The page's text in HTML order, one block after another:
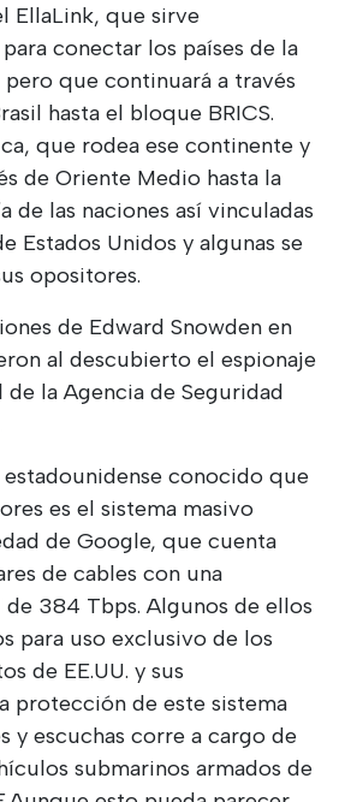
EllaLink, que sirve
conectar los países de la
pero que continuará a través
hasta el bloque BRICS.
que rodea ese continente y
de Oriente Medio hasta la
de las naciones así vinculadas
Estados Unidos y algunas se
opositores.
de Edward Snowden en
al descubierto el espionaje
de la Agencia de Seguridad
conocido que
es el sistema masivo
de Google, que cuenta
de cables con una
384 Tbps. Algunos de ellos
para uso exclusivo de los
de EE.UU. y sus
protección de este sistema
y escuchas corre a cargo de
submarinos armados de